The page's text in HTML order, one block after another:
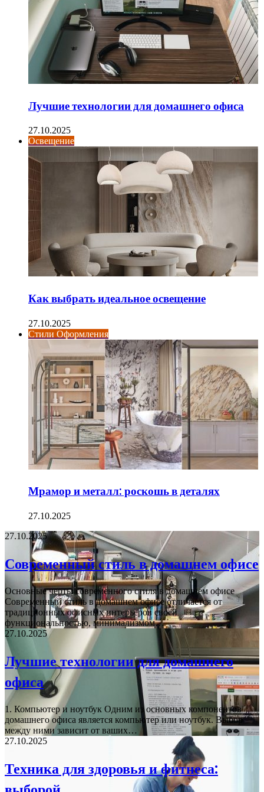
Лучшие технологии для домашнего офиса
27.10.2025
Освещение
Как выбрать идеальное освещение
27.10.2025
Стили Оформления
Мрамор и металл: роскошь в деталях
27.10.2025
27.10.2025
Современный стиль в домашнем офисе
Основные черты современного стиля в домашнем офисе
Современный стиль в домашнем офисе отличается от
традиционных офисных интерьеров своей
функциональностью, минимализмом…
27.10.2025
Лучшие технологии для домашнего
офиса
1. Компьютер и ноутбук Одним из основных компонентов
домашнего офиса является компьютер или ноутбук. Выбор
между ними зависит от ваших…
27.10.2025
Техника для здоровья и фитнеса: